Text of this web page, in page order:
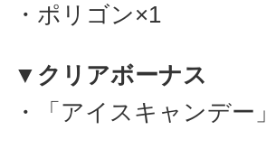
・ポリゴン×1
▼クリアボーナス
・「アイスキャンデー